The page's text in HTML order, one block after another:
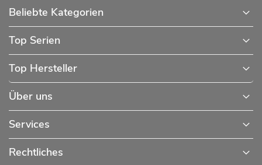
Beliebte Kategorien
Top Serien
Top Hersteller
Über uns
Services
Rechtliches